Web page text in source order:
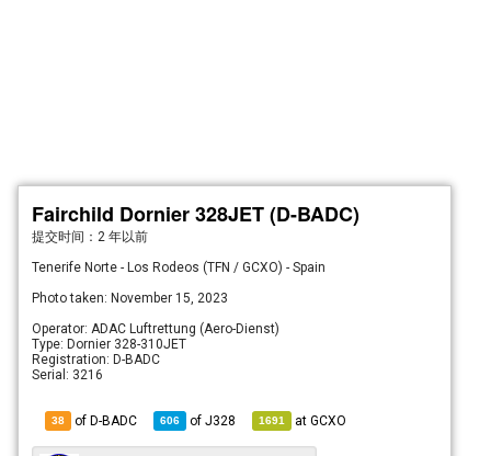
Fairchild Dornier 328JET (D-BADC)
提交时间： 2 年以前
Tenerife Norte - Los Rodeos (TFN / GCXO) - Spain
Photo taken: November 15, 2023
Operator: ADAC Luftrettung (Aero-Dienst)
Type: Dornier 328-310JET
Registration: D-BADC
Serial: 3216
38 of D-BADC 606 ofJ328 1691 atGCXO